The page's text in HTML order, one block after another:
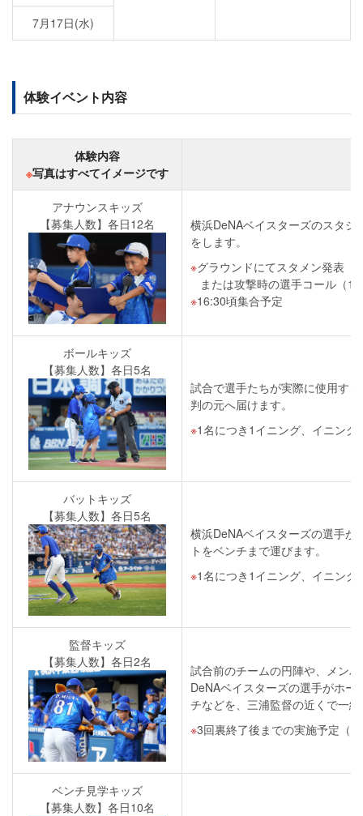
7月17日(水)
体験イベント内容
体験内容
※写真はすべてイメージです
アナウンスキッズ
【募集人数】各日12名
横浜DeNAベイスターズのスタ
をします。
グラウンドにてスタメン発表（
または攻撃時の選手コール（1
16:30頃集合予定
ボールキッズ
【募集人数】各日5名
試合で選手たちが実際に使用す
判の元へ届けます。
1名につき1イニング、イニン
バットキッズ
【募集人数】各日5名
横浜DeNAベイスターズの選手
トをベンチまで運びます。
1名につき1イニング、イニン
監督キッズ
【募集人数】各日2名
試合前のチームの円陣や、メン
DeNAベイスターズの選手がホ
チなどを、三浦監督の近くで一
3回裏終了後までの実施予定（
ベンチ見学キッズ
【募集人数】各日10名